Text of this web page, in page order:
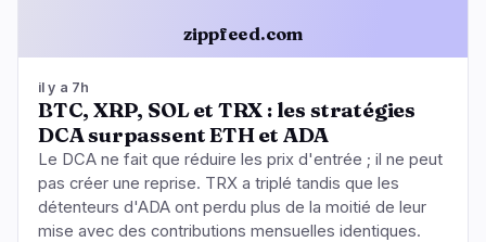
zippfeed.com
il y a 7h
BTC, XRP, SOL et TRX : les stratégies
DCA surpassent ETH et ADA
Le DCA ne fait que réduire les prix d'entrée ; il ne peut
pas créer une reprise. TRX a triplé tandis que les
détenteurs d'ADA ont perdu plus de la moitié de leur
mise avec des contributions mensuelles identiques.